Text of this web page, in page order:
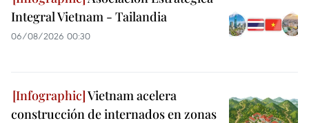
Integral Vietnam - Tailandia
06/08/2026 00:30
Vietnam acelera
construcción de internados en zonas